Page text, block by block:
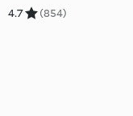
4.7 (854)